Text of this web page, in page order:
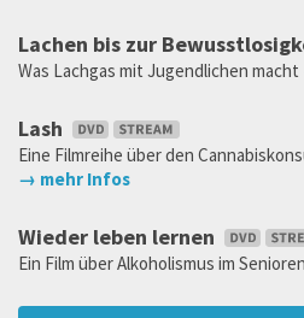
Lachen bis zur
Was Lachgas mit Jugendlichen macht
Lash
Eine Filmreihe über den
→ mehr Infos
Wieder leben lernen
Ein Film über Alkoholismus im